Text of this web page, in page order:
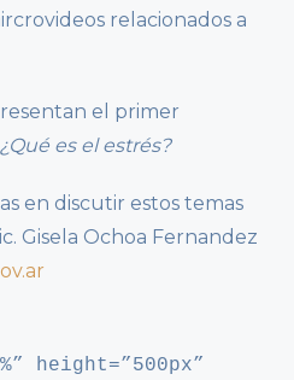
relacionados a
el primer
¿Qué es el estrés?
en discutir estos temas
Gisela Ochoa Fernandez
height=”500px”